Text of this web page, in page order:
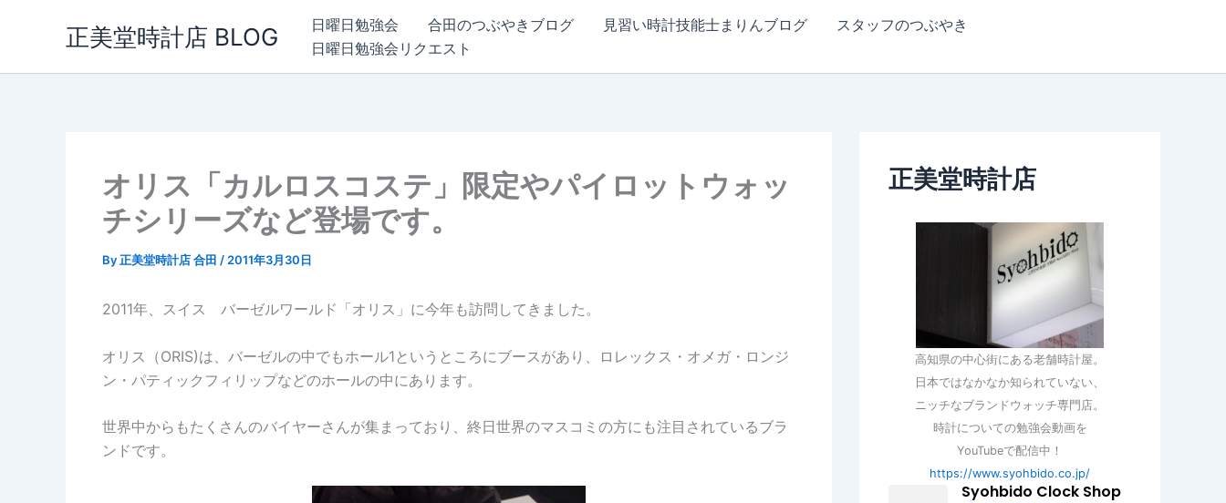
正美堂時計店 BLOG 日曜日勉強会 合田のつぶやきブログ 見習い時計技能士まりんブログ
スタッフのつぶやき
日曜日勉強会リクエスト
オリス「カルロスコステ」限定やパイロットウォッ
チシリーズなど登場です。
By正美堂時計店 合田 / 2011年3月30日
2011年、スイス バーゼルワールド「オリス」に今年も訪問してきました。
オリス（ORIS)は、バーゼルの中でもホール1というところにブースがあり、ロレックス・オメガ・ロンジ
ン・パティックフィリップなどのホールの中にあります。
世界中からもたくさんのバイヤーさんが集まっており、終日世界のマスコミの方にも注目されているブラ
ンドです。
正美堂時計店
高知県の中心街にある老舗時計屋。
日本ではなかなか知られていない、
ニッチなブランドウォッチ専門店。
時計についての勉強会動画を
YouTubeで配信中！
https://www.syohbido.co.jp/
Syohbido Clock Shop